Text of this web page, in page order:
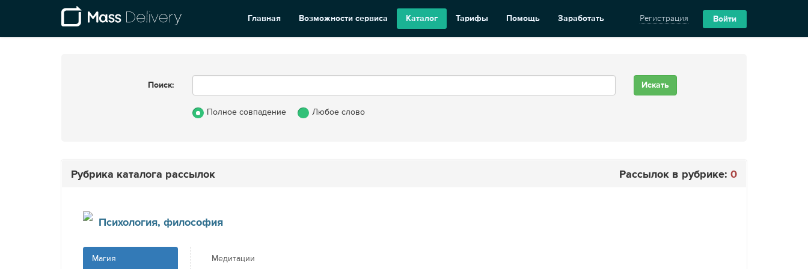
Главная Возможности сервиса Каталог Тарифы Помощь Заработать Регистрация Войти
Поиск:
Полное совпадение Любое слово
Рубрика каталога рассылок Рассылок в рубрике: 0
Психология, философия
Магия Медитации